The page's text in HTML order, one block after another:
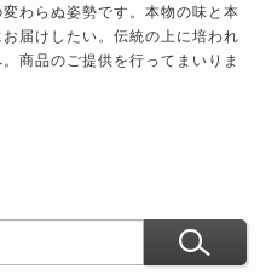
わらぬ姿勢です。本物の味と本
届けしたい。伝統の上に培われ
商品のご提供を行ってまいりま